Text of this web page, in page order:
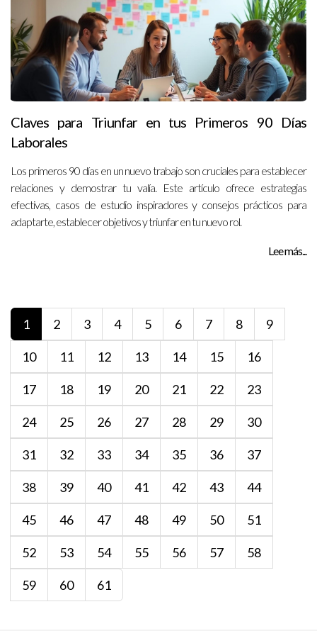
Claves para Triunfar en tus Primeros 90 Días
Laborales
Los primeros 90 días en un nuevo trabajo son cruciales para establecer
relaciones y demostrar tu valía. Este artículo ofrece estrategias
efectivas, casos de estudio inspiradores y consejos prácticos para
adaptarte, establecer objetivos y triunfar en tu nuevo rol.
Lee más...
1 2 3 4 5 6 7 8 9
10 11 12 13 14 15 16
17 18 19 20 21 22 23
24 25 26 27 28 29 30
31 32 33 34 35 36 37
38 39 40 41 42 43 44
45 46 47 48 49 50 51
52 53 54 55 56 57 58
59 60 61